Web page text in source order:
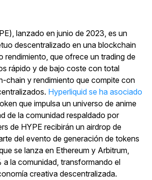
lanzado en junio de 2023, es un
descentralizado en una blockchain
rendimiento, que ofrece un trading de
rápido y de bajo coste con total
chain y rendimiento que compite con
Hyperliquid se ha asociado
que impulsa un universo de anime
de la comunidad respaldado por
de HYPE recibirán un airdrop de
del evento de generación de tokens
se lanza en Ethereum y Arbitrum,
a la comunidad, transformando el
creativa descentralizada.